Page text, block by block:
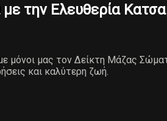
την Ελευθερία
μας τον Δείκτη Μάζας
και καλύτερη ζωή.